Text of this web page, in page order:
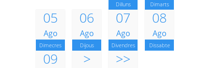
Dilluns Dimarts
05
Ago
Dimecres
06
Ago
Dijous
07
Ago
Divendres
08
Ago
Dissabte
09 > >>